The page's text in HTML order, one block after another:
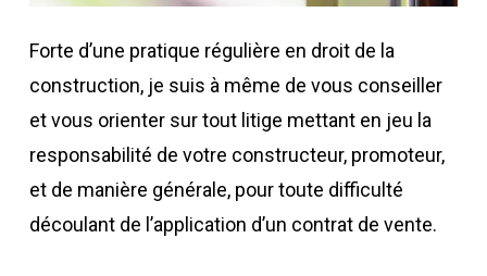
Forte d’une pratique régulière en droit de la
construction, je suis à même de vous conseiller
et vous orienter sur tout litige mettant en jeu la
responsabilité de votre constructeur, promoteur,
et de manière générale, pour toute difficulté
découlant de l’application d’un contrat de vente.